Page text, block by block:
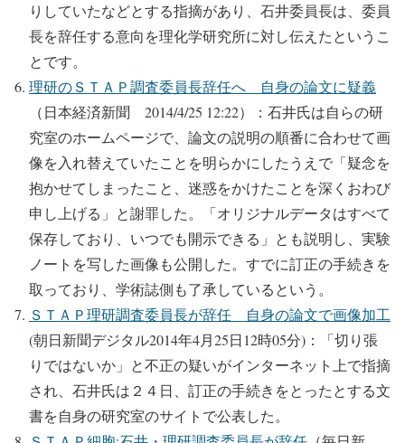
りしていたなどとする指摘があり、石井委員長は、委員
長を辞任する意向を理化学研究所に対し伝えたというこ
とです。
理研のＳＴＡＰ調査委員長辞任へ 自身の論文に疑義
（日本経済新聞 2014/4/25 12:22）：石井氏は自らの研
究室のホームページで、論文の説明の順番に合わせて画
像を入れ替えていたことを明らかにしたうえで「疑念を
抱かせてしまったこと、迷惑をかけたことを深くおわび
申し上げる」と謝罪した。「オリジナルデータはすべて
保存しており、いつでも開示できる」とも説明し、実験
ノートを写した画像も公開した。すでに訂正の手続きを
取っており、学術誌側も了承しているという。
ＳＴＡＰ理研調査委員長が辞任 自身の論文で画像加工
(朝日新聞デジタル2014年4月25日12時05分)：「切り張
りではないか」と不正の疑いがインターネット上で指摘
され、石井氏は２４日、訂正の手続きをとったとする文
書を自身の研究室のサイトで公表した。